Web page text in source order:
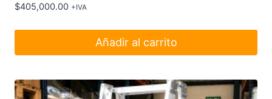
Plataforma
cantidad
Aluminio – 26
$405,000.00 +IVA
Añadir al carrito